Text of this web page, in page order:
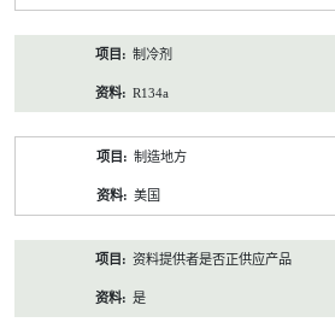
制冷剂
R134a
制造地方
美国
资料提供者是否正供应产品
是